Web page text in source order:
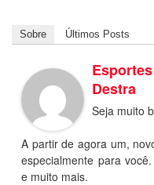
Sobre Últimos Posts
Destra
Seja muito
A partir de agora um,
especialmente para
e muito mais.